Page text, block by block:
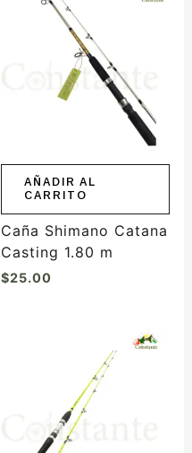
AÑADIR AL
CARRITO
Caña Shimano Catana
Casting 1.80 m
$25.00
variantes.